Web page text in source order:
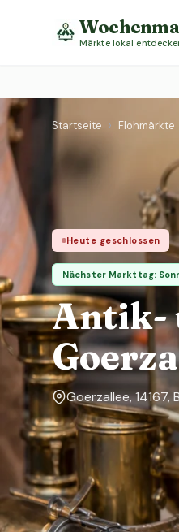
Märkte lokal
Startseite › Flohmärkte
Heute geschlossen
Nächster Markttag:
Antik-
Goerzallee, 14167,